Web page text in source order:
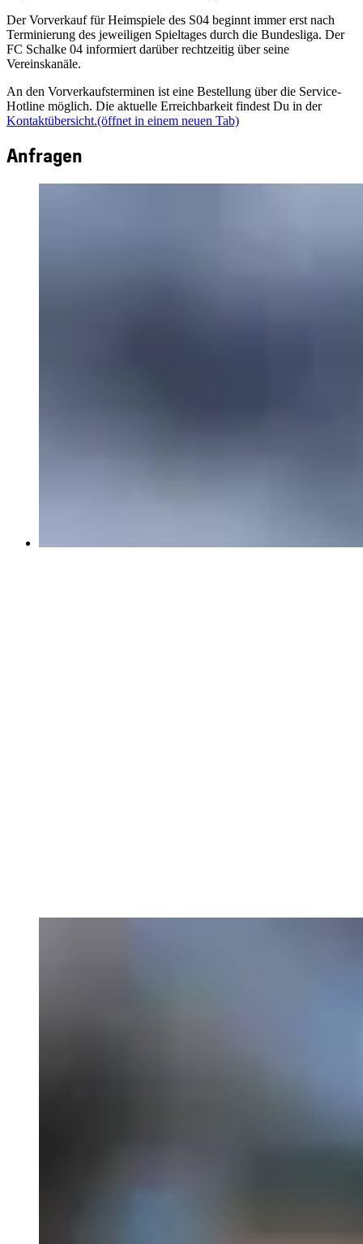
Der Vorverkauf für Heimspiele des S04 beginnt immer erst nach
Terminierung des jeweiligen Spieltages durch die Bundesliga. Der
FC Schalke 04 informiert darüber rechtzeitig über seine
Vereinskanäle.
An den Vorverkaufsterminen ist eine Bestellung über die Service-
Hotline möglich. Die aktuelle Erreichbarkeit findest Du in der
Kontaktübersicht.(öffnet in einem neuen Tab)
Anfragen